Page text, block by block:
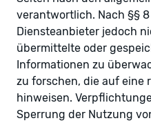
verantwortlich. Nach §§ 8
Diensteanbieter jedoch
übermittelte oder
Informationen zu
zu forschen, die auf eine
hinweisen.
Sperrung der Nutzung